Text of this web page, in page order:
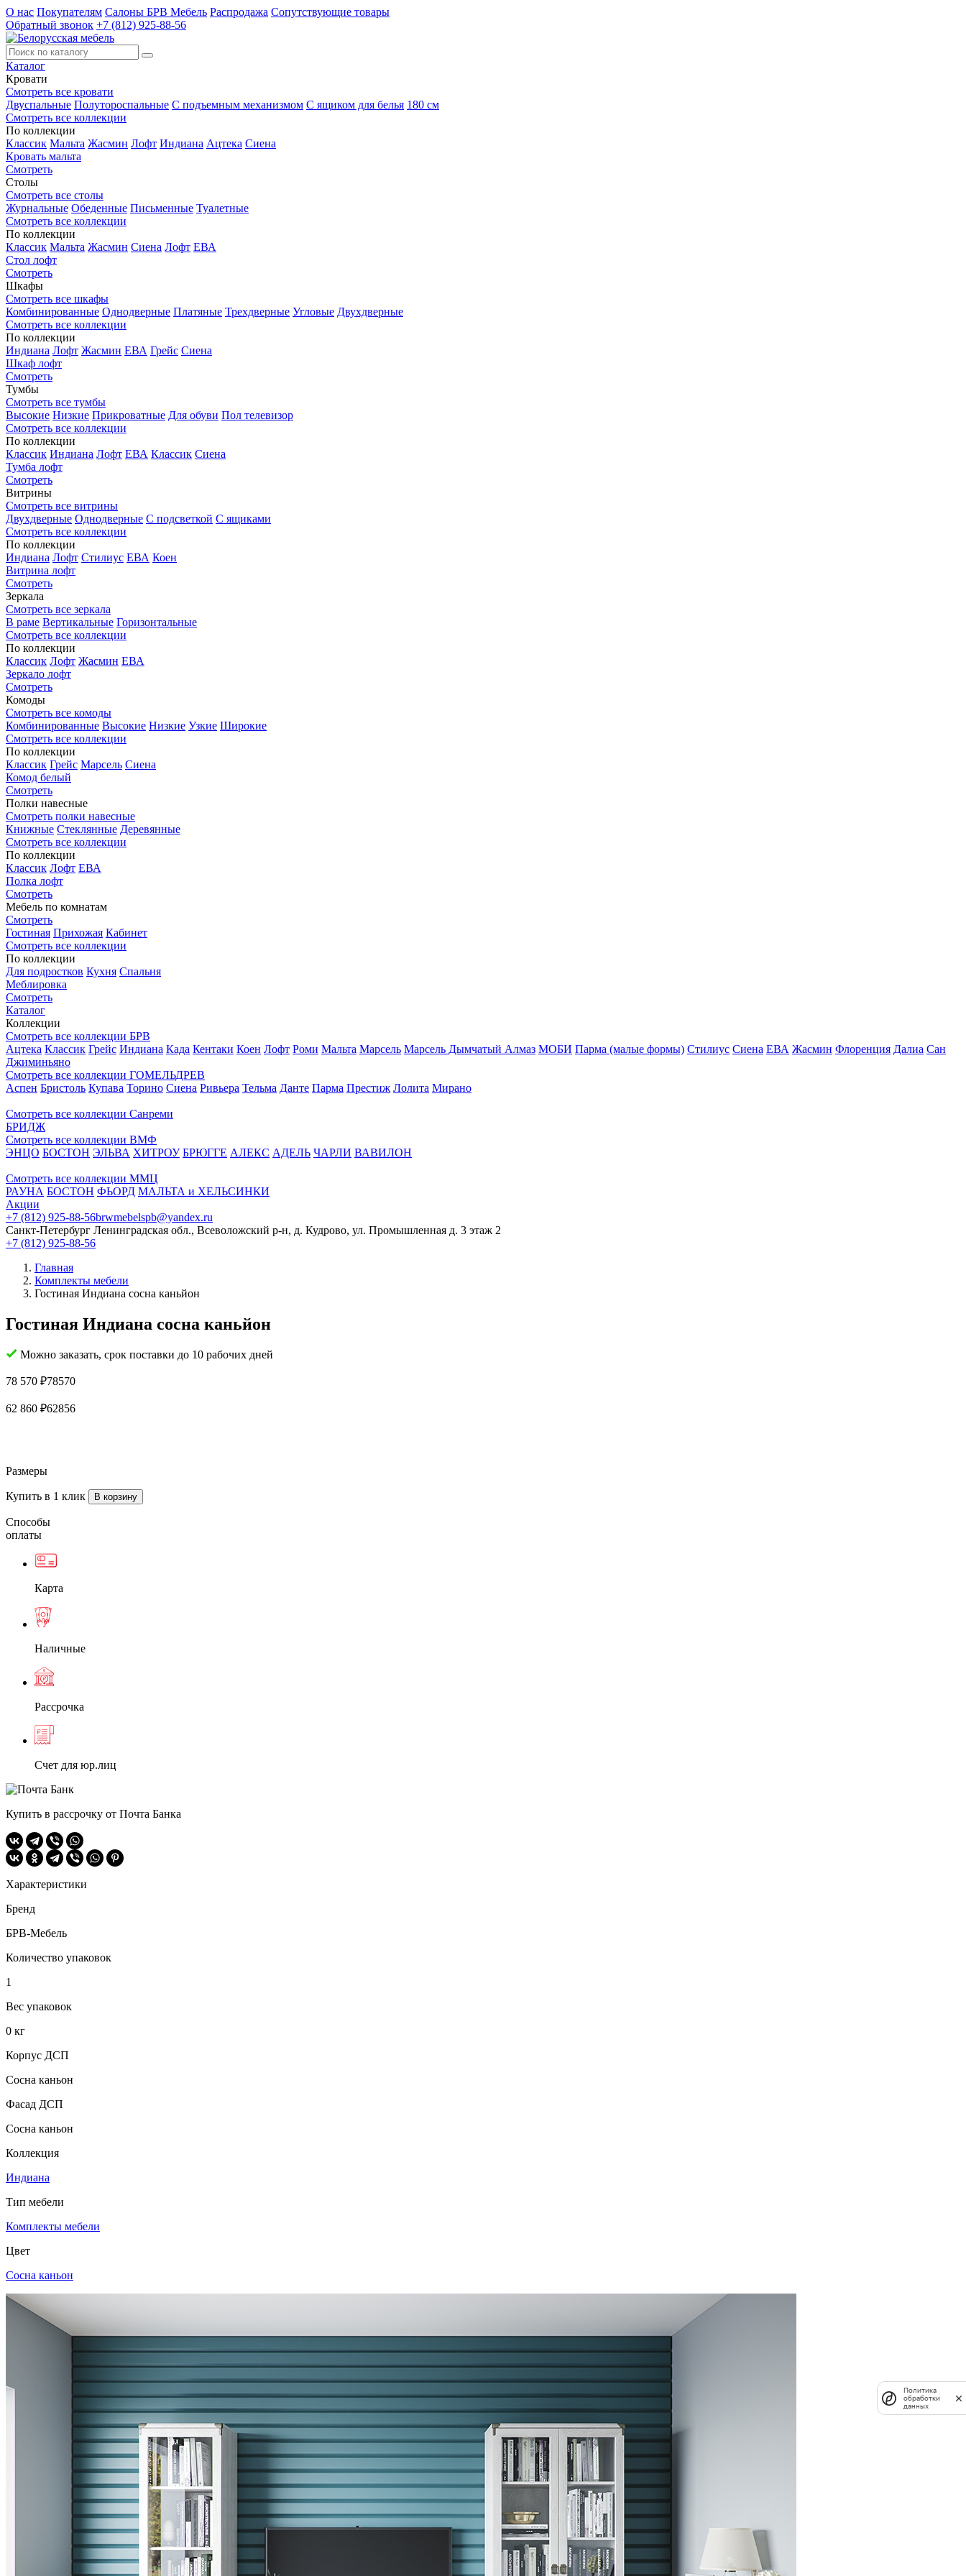
О нас Покупателям Салоны БРВ Мебель Распродажа Сопутствующие товары
Обратный звонок +7 (812) 925-88-56
Каталог
Кровати
Смотреть все кровати
Двуспальные Полутороспальные С подъемным механизмом С ящиком для белья 180 см
Смотреть все коллекции
По коллекции
Классик Мальта Жасмин Лофт Индиана Ацтека Сиена
Кровать мальта
Смотреть
Столы
Смотреть все столы
Журнальные Обеденные Письменные Туалетные
Смотреть все коллекции
По коллекции
Классик Мальта Жасмин Сиена Лофт ЕВА
Стол лофт
Смотреть
Шкафы
Смотреть все шкафы
Комбинированные Однодверные Платяные Трехдверные Угловые Двухдверные
Смотреть все коллекции
По коллекции
Индиана Лофт Жасмин ЕВА Грейс Сиена
Шкаф лофт
Смотреть
Тумбы
Смотреть все тумбы
Высокие Низкие Прикроватные Для обуви Пол телевизор
Смотреть все коллекции
По коллекции
Классик Индиана Лофт ЕВА Классик Сиена
Тумба лофт
Смотреть
Витрины
Смотреть все витрины
Двухдверные Однодверные С подсветкой С ящиками
Смотреть все коллекции
По коллекции
Индиана Лофт Стилиус ЕВА Коен
Витрина лофт
Смотреть
Зеркала
Смотреть все зеркала
В раме Вертикальные Горизонтальные
Смотреть все коллекции
По коллекции
Классик Лофт Жасмин ЕВА
Зеркало лофт
Смотреть
Комоды
Смотреть все комоды
Комбинированные Высокие Низкие Узкие Широкие
Смотреть все коллекции
По коллекции
Классик Грейс Марсель Сиена
Комод белый
Смотреть
Полки навесные
Смотреть полки навесные
Книжные Стеклянные Деревянные
Смотреть все коллекции
По коллекции
Классик Лофт ЕВА
Полка лофт
Смотреть
Мебель по комнатам
Смотреть
Гостиная Прихожая Кабинет
Смотреть все коллекции
По коллекции
Для подростков Кухня Спальня
Меблировка
Смотреть
Каталог
Коллекции
Смотреть все коллекции БРВ
Ацтека Классик Грейс Индиана Када Кентаки Коен Лофт Роми Мальта Марсель Марсель Дымчатый Алмаз МОБИ Парма (малые формы) Стилиус Сиена ЕВА Жасмин Флоренция Далиа Сан
Джиминьяно
Смотреть все коллекции ГОМЕЛЬДРЕВ
Аспен Бристоль Купава Торино Сиена Ривьера Тельма Данте Парма Престиж Лолита Мирано
Смотреть все коллекции Санреми
БРИДЖ
Смотреть все коллекции ВМФ
ЭНЦО БОСТОН ЭЛЬВА ХИТРОУ БРЮГГЕ АЛЕКС АДЕЛЬ ЧАРЛИ ВАВИЛОН
Смотреть все коллекции ММЦ
РАУНА БОСТОН ФЬОРД МАЛЬТА и ХЕЛЬСИНКИ
Акции
+7 (812) 925-88-56brwmebelspb@yandex.ru
Санкт-Петербург Ленинградская обл., Всеволожский р-н, д. Кудрово, ул. Промышленная д. 3 этаж 2
+7 (812) 925-88-56
Главная
Комплекты мебели
Гостиная Индиана сосна каньйон
Гостиная Индиана сосна каньйон
Можно заказать, срок поставки до 10 рабочих дней
78 570 ₽78570
62 860 ₽62856
Размеры
Купить в 1 клик
Способы
оплаты
Карта
Наличные
Рассрочка
Счет для юр.лиц
Купить в рассрочку от Почта Банка
Характеристики
Бренд
БРВ-Мебель
Количество упаковок
1
Вес упаковок
0 кг
Корпус ДСП
Сосна каньон
Фасад ДСП
Сосна каньон
Коллекция
Индиана
Тип мебели
Комплекты мебели
Цвет
Сосна каньон
Политика
обработки
данных